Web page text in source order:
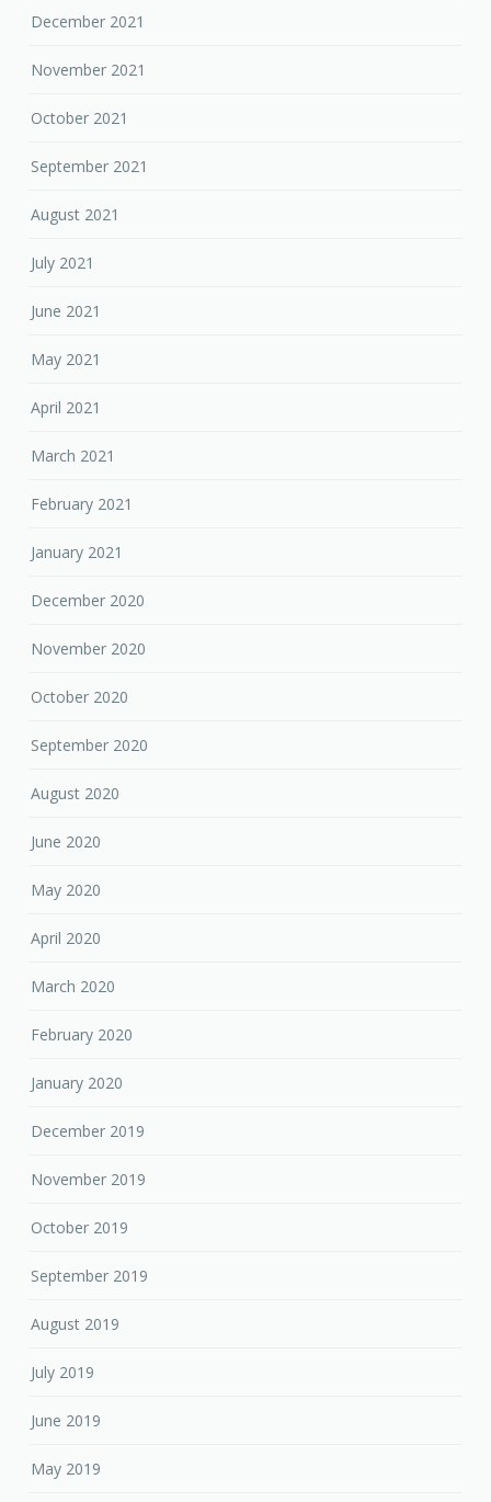
December 2021
November 2021
October 2021
September 2021
August 2021
July 2021
June 2021
May 2021
April 2021
March 2021
February 2021
January 2021
December 2020
November 2020
October 2020
September 2020
August 2020
June 2020
May 2020
April 2020
March 2020
February 2020
January 2020
December 2019
November 2019
October 2019
September 2019
August 2019
July 2019
June 2019
May 2019